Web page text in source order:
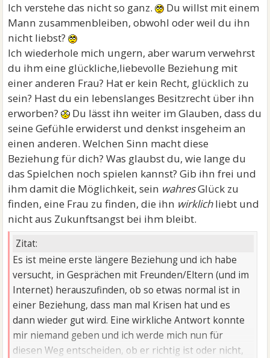
Ich verstehe das nicht so ganz.
Du willst mit einem
Mann zusammenbleiben, obwohl oder weil du ihn
nicht liebst?
Ich wiederhole mich ungern, aber warum verwehrst
du ihm eine glückliche,liebevolle Beziehung mit
einer anderen Frau? Hat er kein Recht, glücklich zu
sein? Hast du ein lebenslanges Besitzrecht über ihn
erworben?
Du lässt ihn weiter im Glauben, dass du
seine Gefühle erwiderst und denkst insgeheim an
einen anderen. Welchen Sinn macht diese
Beziehung für dich? Was glaubst du, wie lange du
das Spielchen noch spielen kannst? Gib ihn frei und
ihm damit die Möglichkeit, sein wahresGlück zu
finden, eine Frau zu finden, die ihn wirklichliebt und
nicht aus Zukunftsangst bei ihm bleibt.
Zitat:
Es ist meine erste längere Beziehung und ich habe
versucht, in Gesprächen mit Freunden/Eltern (und im
Internet) herauszufinden, ob so etwas normal ist in
einer Beziehung, dass man mal Krisen hat und es
dann wieder gut wird. Eine wirkliche Antwort konnte
mir niemand geben und ich werde mich nun für
diesen Weg entscheiden, ob er richtig ist oder nicht,